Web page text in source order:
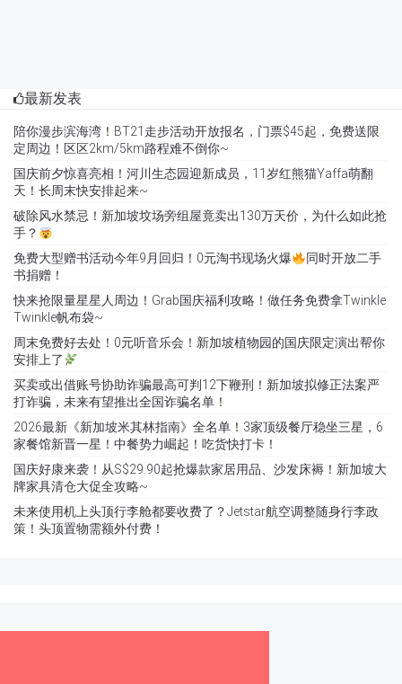
最新发表
陪你漫步滨海湾！BT21走步活动开放报名，门票$45起，免费送限
定周边！区区2km/5km路程难不倒你~
国庆前夕惊喜亮相！河川生态园迎新成员，11岁红熊猫Yaffa萌翻
天！长周末快安排起来~
破除风水禁忌！新加坡坟场旁组屋竟卖出130万天价，为什么如此抢
手？
免费大型赠书活动今年9月回归！0元淘书现场火爆
同时开放二手
书捐赠！
快来抢限量星星人周边！Grab国庆福利攻略！做任务免费拿Twinkle
Twinkle帆布袋~
周末免费好去处！0元听音乐会！新加坡植物园的国庆限定演出帮你
安排上了
买卖或出借账号协助诈骗最高可判12下鞭刑！新加坡拟修正法案严
打诈骗，未来有望推出全国诈骗名单！
2026最新《新加坡米其林指南》全名单！3家顶级餐厅稳坐三星，6
家餐馆新晋一星！中餐势力崛起！吃货快打卡！
国庆好康来袭！从S$29.90起抢爆款家居用品、沙发床褥！新加坡大
牌家具清仓大促全攻略~
未来使用机上头顶行李舱都要收费了？Jetstar航空调整随身行李政
策！头顶置物需额外付费！